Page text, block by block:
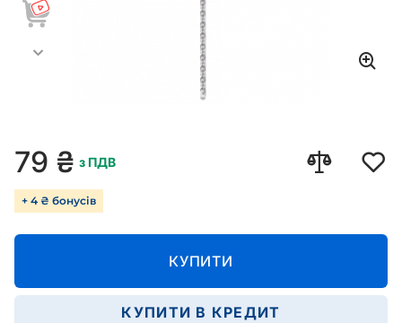
79 ₴ з ПДВ
+ 4 ₴ бонусів
КУПИТИ
КУПИТИ В КРЕДИТ